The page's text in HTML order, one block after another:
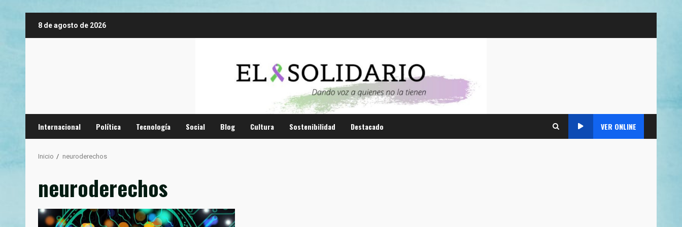
8 de agosto de 2026
Internacional Política Tecnología Social Blog Cultura Sostenibilidad Destacado VER ONLINE
Inicio neuroderechos
neuroderechos